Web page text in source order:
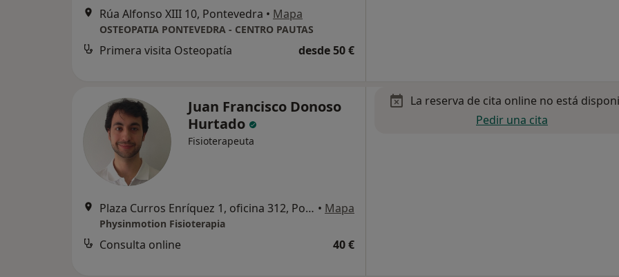
Rúa Alfonso XIII 10, Pontevedra • Mapa
OSTEOPATIA PONTEVEDRA - CENTRO PAUTAS
Primera visita Osteopatía desde 50 €
Juan Francisco Donoso
Hurtado
Fisioterapeuta
Plaza Curros Enríquez 1, oficina 312, Pontevedra • Mapa
Physinmotion Fisioterapia
Consulta online 40 €
La reserva de cita online no está
Pedir una cita